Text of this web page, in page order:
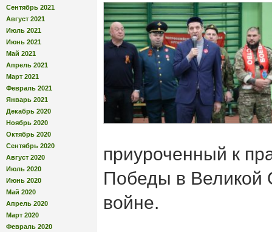
Сентябрь 2021
Август 2021
Июль 2021
Июнь 2021
Май 2021
Апрель 2021
Март 2021
Февраль 2021
Январь 2021
Декабрь 2020
Ноябрь 2020
Октябрь 2020
Сентябрь 2020
Август 2020
Июль 2020
Июнь 2020
Май 2020
Апрель 2020
Март 2020
Февраль 2020
приуроченный к
Победы в Великой
войне.